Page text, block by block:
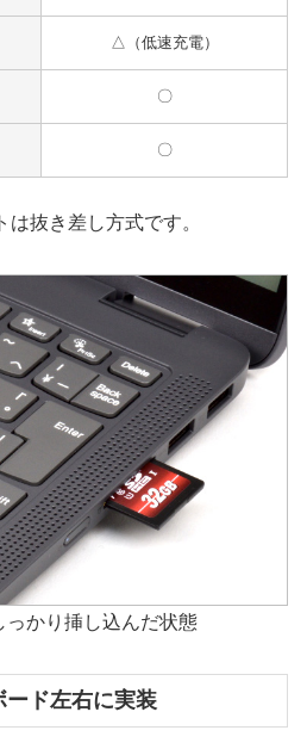
△（低速充電）
〇
〇
抜き差し方式です。
っかり挿し込んだ状態
ード左右に実装